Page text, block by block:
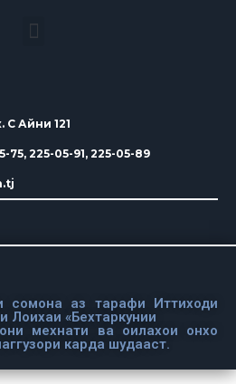
С Айни 121
75, 225-05-91, 225-05-89
сомона аз тарафи Иттиходи
Лоихаи «Бехтаркунии
мехнати ва оилахои онхо
карда шудааст.